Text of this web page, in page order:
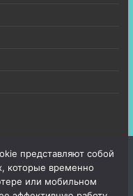
представляют собой
которые временно
или мобильном